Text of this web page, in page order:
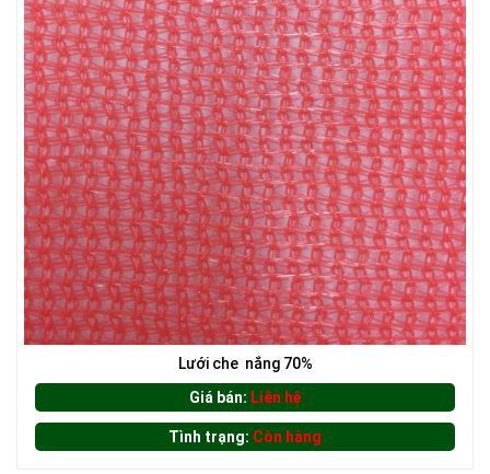
LƯỚI CHẮN CHIM
LƯỚI CHẮN NẮNG
Lưới che nắng 70%
Giá bán: Liên hệ
Tình trạng: Còn hàng